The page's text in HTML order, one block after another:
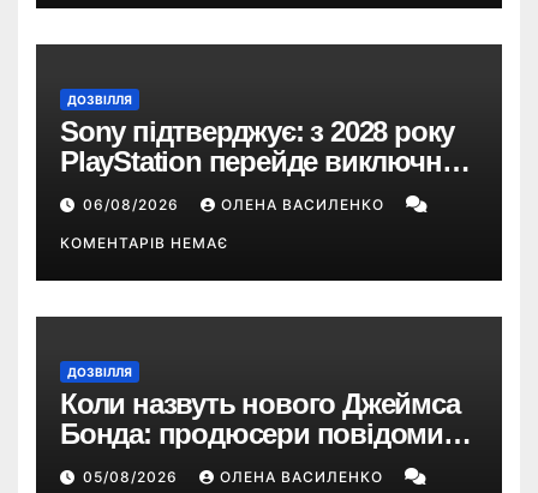
ДОЗВІЛЛЯ
Sony підтверджує: з 2028 року
PlayStation перейде виключно
на цифрові ігри
06/08/2026 ОЛЕНА ВАСИЛЕНКО
КОМЕНТАРІВ НЕМАЄ
ДОЗВІЛЛЯ
Коли назвуть нового Джеймса
Бонда: продюсери повідомили
про терміни кастингу
05/08/2026 ОЛЕНА ВАСИЛЕНКО